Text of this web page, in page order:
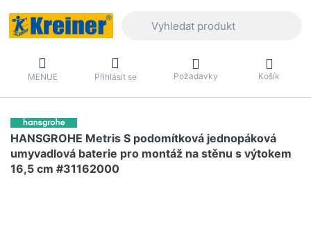
MENUE Přihlásit se Požadavky Košík
HANSGROHE Metris S podomítková jednopáková
umyvadlová baterie pro montáž na stěnu s výtokem
16,5 cm #31162000